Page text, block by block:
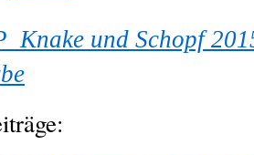
und Schopf